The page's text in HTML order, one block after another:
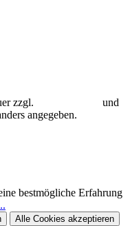
zzgl.
und
angegeben.
bestmögliche Erfahrung
Alle Cookies akzeptieren